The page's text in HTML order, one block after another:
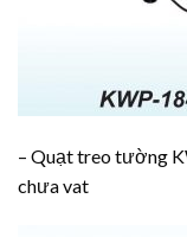
– Quạt treo tường
chưa vat